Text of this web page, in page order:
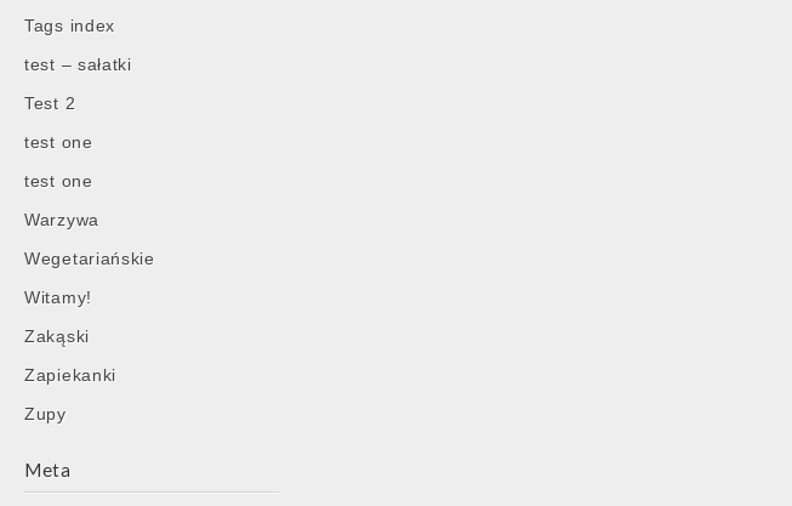
Tags index
test – sałatki
Test 2
test one
test one
Warzywa
Wegetariańskie
Witamy!
Zakąski
Zapiekanki
Zupy
Meta